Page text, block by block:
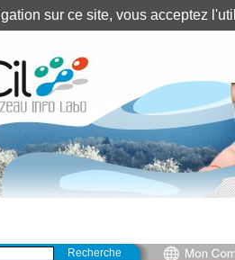
Recherche
sur ce site, vous acceptez